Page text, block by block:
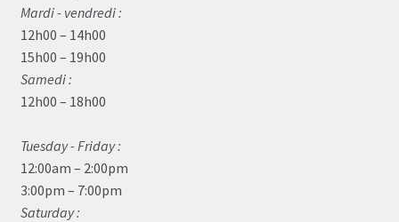
Mardi - vendredi :
12h00 – 14h00
15h00 – 19h00
Samedi :
12h00 – 18h00
Tuesday - Friday :
12:00am – 2:00pm
3:00pm – 7:00pm
Saturday :